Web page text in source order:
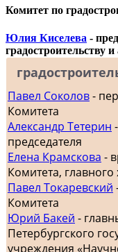
Комитет по
Юлия Киселева -
градостроительству
Павел Соколов-
Комитета
Александр Тетерин
председателя
Елена Крамскова -
Комитета,
Павел Токаревский
Комитета
Юрий Бакей -
Петербургского
учреждения